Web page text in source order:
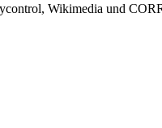
Wikimedia und